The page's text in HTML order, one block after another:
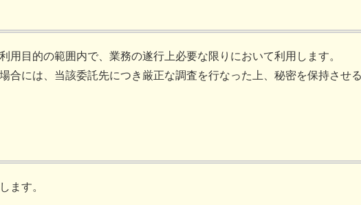
用目的の範囲内で、業務の遂行上必要な限りにおいて利用します。
合には、当該委託先につき厳正な調査を行なった上、秘密を保持させ
ます。